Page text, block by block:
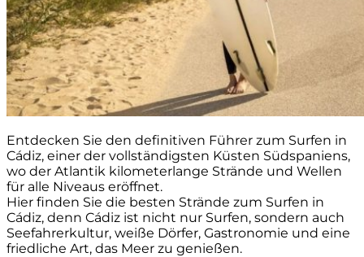
Entdecken Sie den definitiven Führer zum Surfen in
Cádiz, einer der vollständigsten Küsten Südspaniens,
wo der Atlantik kilometerlange Strände und Wellen
für alle Niveaus eröffnet.
Hier finden Sie die besten Strände zum Surfen in
Cádiz, denn Cádiz ist nicht nur Surfen, sondern auch
Seefahrerkultur, weiße Dörfer, Gastronomie und eine
friedliche Art, das Meer zu genießen.